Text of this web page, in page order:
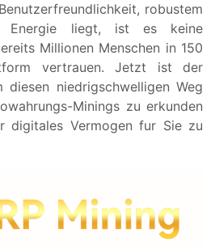
robustem
Energie liegt, ist es keine
Millionen Menschen in 150
vertrauen. Jetzt ist der
niedrigschwelligen Weg
Minings zu erkunden
digitales Vermogen fur Sie zu